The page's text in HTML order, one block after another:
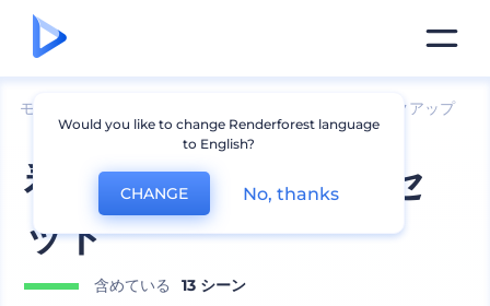
モックアップ 看板とバナーのモックアップ
看板プロモーションセ
ット
含めている
13 シーン
Would you like to change Renderforest language
to English?
CHANGE No, thanks